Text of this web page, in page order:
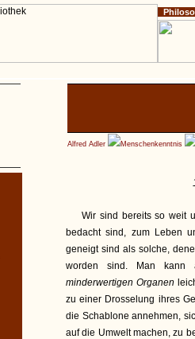
Alfred Adler Menschenkenntnis
Wir sind bereits so weit
bedacht sind, zum Leben
geneigt sind als solche,
worden sind. Man kann
minderwertigen Organen
zu einer Drosselung ihres
die Schablone annehmen,
auf die Umwelt machen, zu